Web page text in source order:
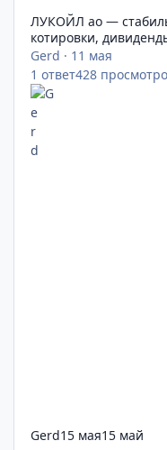
ЛУКОЙЛ ао —
котировки,
Gerd · 11 мая
1 ответ428
Gerd15 мая15 май